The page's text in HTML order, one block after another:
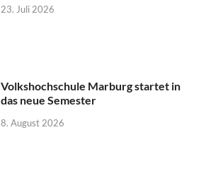
23. Juli 2026
Volkshochschule Marburg startet in
das neue Semester
8. August 2026